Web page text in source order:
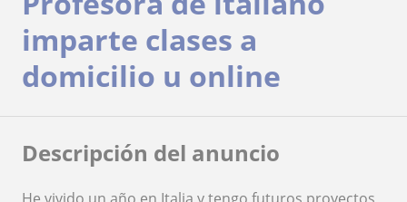
imparte clases a
domicilio u online
Descripción del anuncio